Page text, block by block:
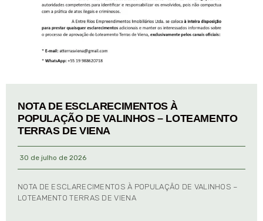
NOTA DE ESCLARECIMENTOS À
POPULAÇÃO DE VALINHOS – LOTEAMENTO
TERRAS DE VIENA
30 de julho de 2026
NOTA DE ESCLARECIMENTOS À POPULAÇÃO DE VALINHOS –
LOTEAMENTO TERRAS DE VIENA